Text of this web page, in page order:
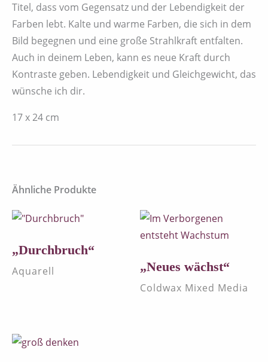
Titel, dass vom Gegensatz und der Lebendigkeit der
Farben lebt. Kalte und warme Farben, die sich in dem
Bild begegnen und eine große Strahlkraft entfalten.
Auch in deinem Leben, kann es neue Kraft durch
Kontraste geben. Lebendigkeit und Gleichgewicht, das
wünsche ich dir.
17 x 24 cm
Ähnliche Produkte
„Durchbruch“
Aquarell „Neues wächst“
Coldwax Mixed Media